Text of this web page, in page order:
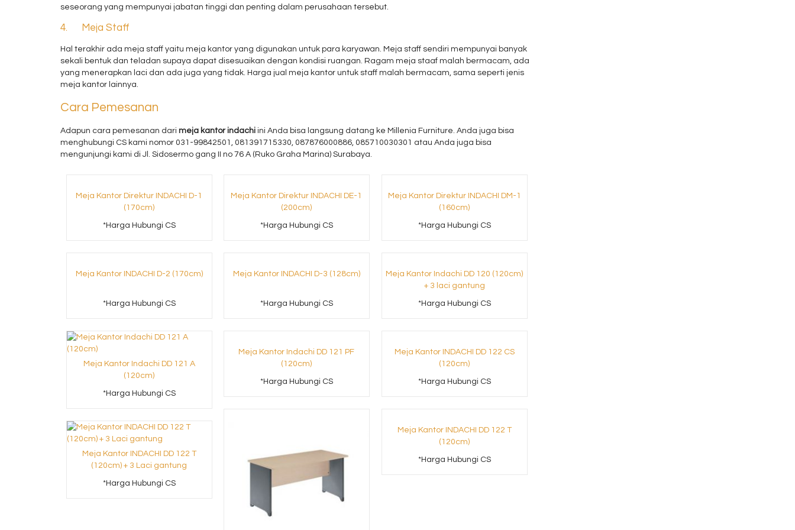
seseorang yang mempunyai jabatan tinggi dan penting dalam perusahaan tersebut.
4. Meja Staff
Hal terakhir ada meja staff yaitu meja kantor yang digunakan untuk para karyawan. Meja staff sendiri mempunyai banyak
sekali bentuk dan teladan supaya dapat disesuaikan dengan kondisi ruangan. Ragam meja staaf malah bermacam, ada
yang menerapkan laci dan ada juga yang tidak. Harga jual meja kantor untuk staff malah bermacam, sama seperti jenis
meja kantor lainnya.
Cara Pemesanan
Adapun cara pemesanan dari meja kantor indachi ini Anda bisa langsung datang ke Millenia Furniture. Anda juga bisa
menghubungi CS kami nomor 031-99842501, 081391715330, 087876000886, 085710030301 atau Anda juga bisa
mengunjungi kami di Jl. Sidosermo gang II no 76 A (Ruko Graha Marina) Surabaya.
Meja Kantor Direktur INDACHI D-1
(170cm)
*Harga Hubungi CS
Meja Kantor Direktur INDACHI DE-1
(200cm)
*Harga Hubungi CS
Meja Kantor Direktur INDACHI DM-1
(160cm)
*Harga Hubungi CS
Meja Kantor INDACHI D-2 (170cm)
*Harga Hubungi CS
Meja Kantor INDACHI D-3 (128cm)
*Harga Hubungi CS
Meja Kantor Indachi DD 120 (120cm)
+ 3 laci gantung
*Harga Hubungi CS
Meja Kantor Indachi DD 121 A
(120cm)
*Harga Hubungi CS
Meja Kantor Indachi DD 121 PF
(120cm)
*Harga Hubungi CS
Meja Kantor INDACHI DD 122 CS
(120cm)
*Harga Hubungi CS
Meja Kantor INDACHI DD 122 T
(120cm)
*Harga Hubungi CS
Meja Kantor INDACHI DD 122 T
(120cm) + 3 Laci gantung
*Harga Hubungi CS